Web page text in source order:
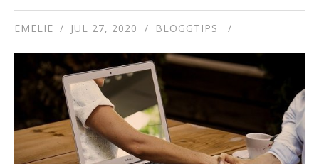
EMELIE JUL 27, 2020 BLOGGTIPS